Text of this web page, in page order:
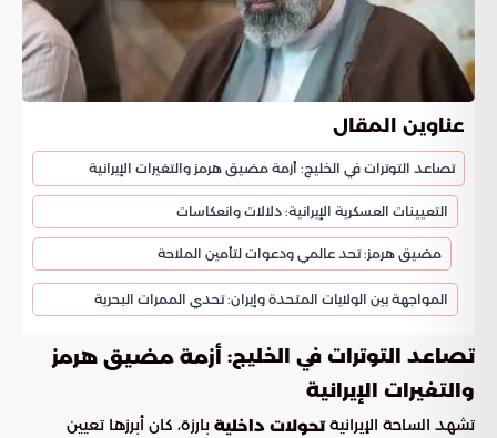
عناوين المقال
تصاعد التوترات في الخليج: أزمة مضيق هرمز والتغيرات الإيرانية
التعيينات العسكرية الإيرانية: دلالات وانعكاسات
مضيق هرمز: تحد عالمي ودعوات لتأمين الملاحة
المواجهة بين الولايات المتحدة وإيران: تحدي الممرات البحرية
تصاعد التوترات في الخليج: أزمة مضيق هرمز
والتغيرات الإيرانية
تشهد الساحة الإيرانيةتحولات داخلية بارزة، كان أبرزها تعيين